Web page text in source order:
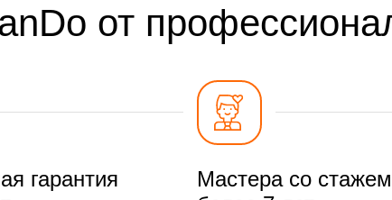
от
гарантия
Мастера со стажем